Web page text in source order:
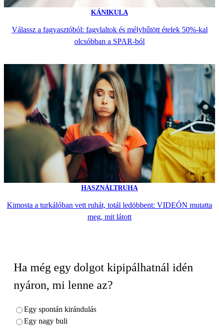
KÁNIKULA
Válassz a fagyasztóból: fagylaltok és mélyhűtött ételek 50%-kal
olcsóbban a SPAR-ból
HASZNÁLTRUHA
Kimosta a turkálóban vett ruhát, totál ledöbbent: VIDEÓN mutatta
meg, mit látott
Ha még egy dolgot kipipálhatnál idén
nyáron, mi lenne az?
Egy spontán kirándulás
Egy nagy buli